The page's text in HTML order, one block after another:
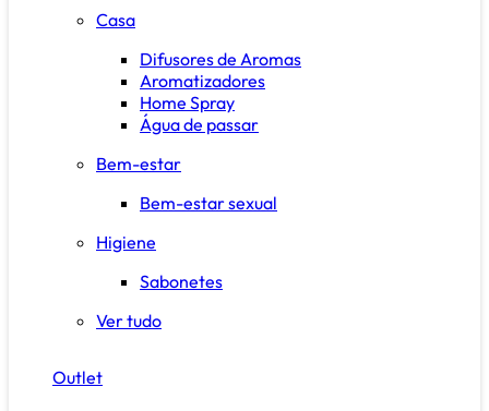
Casa
Difusores de Aromas
Aromatizadores
Home Spray
Água de passar
Bem-estar
Bem-estar sexual
Higiene
Sabonetes
Ver tudo
Outlet